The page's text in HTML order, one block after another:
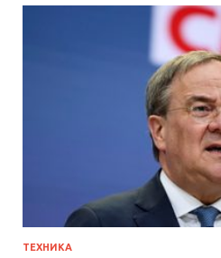
ТЕХНИКА